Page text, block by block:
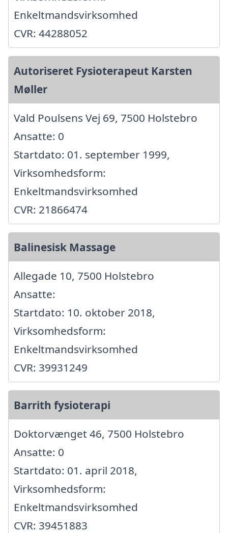
Enkeltmandsvirksomhed
CVR: 44288052
Autoriseret Fysioterapeut Karsten
Møller
Vald Poulsens Vej 69, 7500 Holstebro
Ansatte: 0
Startdato: 01. september 1999,
Virksomhedsform:
Enkeltmandsvirksomhed
CVR: 21866474
Balinesisk Massage
Allegade 10, 7500 Holstebro
Ansatte:
Startdato: 10. oktober 2018,
Virksomhedsform:
Enkeltmandsvirksomhed
CVR: 39931249
Barrith fysioterapi
Doktorvænget 46, 7500 Holstebro
Ansatte: 0
Startdato: 01. april 2018,
Virksomhedsform:
Enkeltmandsvirksomhed
CVR: 39451883